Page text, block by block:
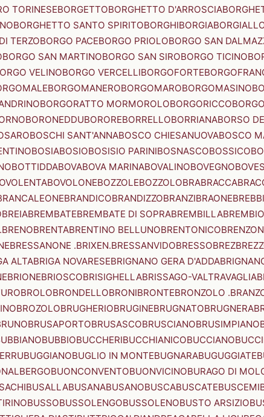
TORINESEBORGETTOBORGHETTO D'ARROSCIA
BORGHETTO SANTO SPIRITOBORGHIBORGIA
TERZOBORGO PACEBORGO PRIOLOBORGO SAN
BORGO SAN MARTINOBORGO SAN SIROBORGO TICINO
VELINOBORGO VERCELLIBORGOFORTE
BORGOMANEROBORGOMAROBORGOMASINO
BORGORATTO MORMOROLOBORGORICCO
BORONEDDUBOROREBORRELLOBORRIANABORSO
BOSCHI SANT'ANNABOSCO CHIESANUOVABOSCO
BOSIABOSIOBOSISIO PARINIBOSNASCOBOSSICO
BOTTIDDABOVABOVA MARINABOVALINOBOVEGNOBOVES
BOVOLONEBOZZOLEBOZZOLOBRABRACCA
BRANDICOBRANDIZZOBRANZIBRAONE
BREIABREMBATEBREMBATE DI SOPRABREMBILLABREMBIO
BRENOBRENTABRENTINO BELLUNOBRENTONICO
BRESSANONE .BRIXEN.BRESSANVIDOBRESSOBREZ
ALTABRIGA NOVARESEBRIGNANO GERA D'ADDA
BRIONEBRIOSCOBRISIGHELLABRISSAGO-VALTRAVAGLIA
BROLOBRONDELLOBRONIBRONTEBRONZOLO
BROZOLOBRUGHERIOBRUGINEBRUGNATOBRUGNERA
BRUSAPORTOBRUSASCOBRUSCIANOBRUSIMPIANO
BUBBIOBUCCHERIBUCCHIANICOBUCCIANO
BUGGIANOBUGLIO IN MONTEBUGNARABUGUGGIATE
BUONCONVENTOBUONVICINOBURAGO DI
BUSALLABUSANABUSANOBUSCABUSCATEBUSCEMI
BUSSOBUSSOLENGOBUSSOLENOBUSTO ARSIZIO